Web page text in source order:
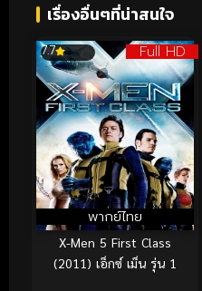
เรื่องอื่นๆที่น่าสนใจ
Full HD
พากย์ไทย
7.7
X-Men 5 First Class
(2011) เอ็กซ์ เม็น รุ่น 1